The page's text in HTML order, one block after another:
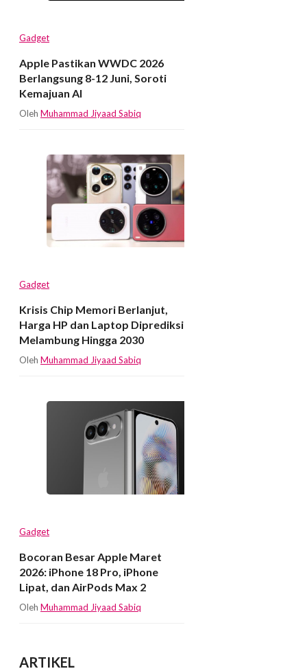
Gadget
Apple Pastikan WWDC 2026
Berlangsung 8-12 Juni, Soroti
Kemajuan AI
Oleh Muhammad Jiyaad Sabiq
Gadget
Krisis Chip Memori Berlanjut,
Harga HP dan Laptop Diprediksi
Melambung Hingga 2030
Oleh Muhammad Jiyaad Sabiq
Gadget
Bocoran Besar Apple Maret
2026: iPhone 18 Pro, iPhone
Lipat, dan AirPods Max 2
Oleh Muhammad Jiyaad Sabiq
ARTIKEL